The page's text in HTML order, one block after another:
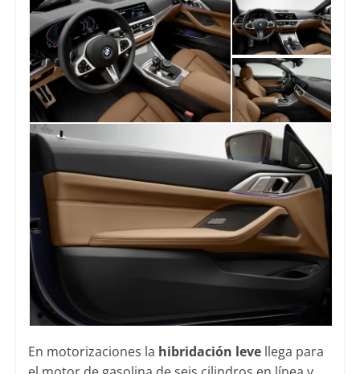
En motorizaciones la hibridación levellega para